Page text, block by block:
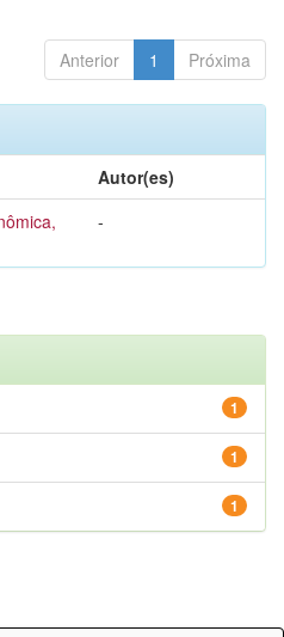
Anterior 1 Próxima
Autor(es)
-
1
1
1